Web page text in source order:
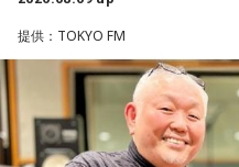
奥迫：そうなんですよ。こう
嫌ですね。
江原：私はね、他にも（同
が）いると思う。
◆国民の暮らしを支える国家
私たちが当たり前のように
は、多くの国家公務員によ
困りごとに向き合い、安全
をつくる」存在として重要
国家公務員が勤める行政機関
提供：TOKYO FM